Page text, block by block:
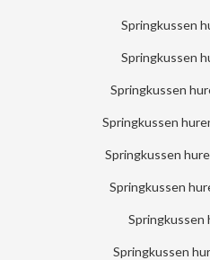
Springkussen
Springkussen
Springkussen
Springkussen
Springkussen
Springkussen
Springkussen
Springkussen